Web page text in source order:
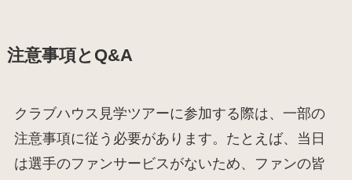
注意事項とQ&A
クラブハウス見学ツアーに参加する際は、一部の
注意事項に従う必要があります。たとえば、当日
は選手のファンサービスがないため、ファンの皆